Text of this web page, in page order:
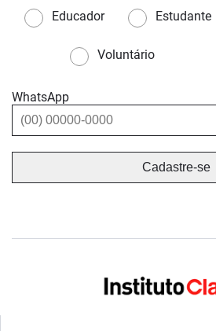
Educador
Estudante
Voluntário
WhatsApp